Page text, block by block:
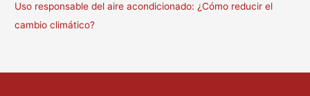
Uso responsable del aire acondicionado: ¿Cómo reducir el
cambio climático?